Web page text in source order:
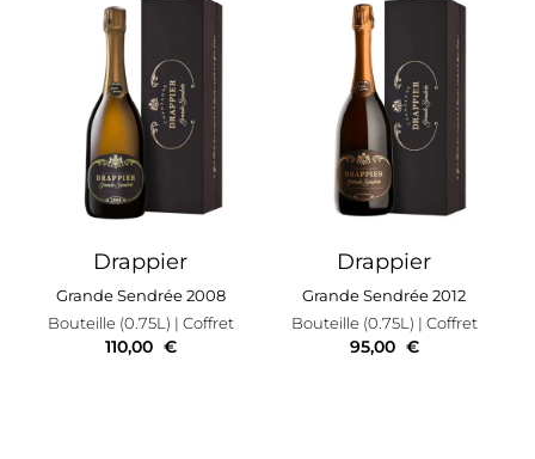
Drappier
Grande Sendrée 2008
Bouteille (0.75L) | Coffret
110,00 €
Drappier
Grande Sendrée 2012
Bouteille (0.75L) | Coffret
95,00 €